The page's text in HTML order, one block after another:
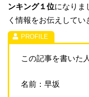
ンキング１位になりま
く情報をお伝えしてい
この記事を書いた人
名前：早坂